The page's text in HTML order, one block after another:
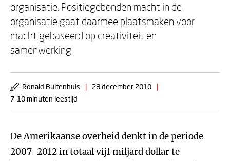
organisatie. Positiegebonden macht in de
organisatie gaat daarmee plaatsmaken voor
macht gebaseerd op creativiteit en
samenwerking.
Ronald Buitenhuis | 28 december 2010
|
7-10 minuten leestijd
De Amerikaanse overheid denkt in de periode
2007-2012 in totaal vijf miljard dollar te